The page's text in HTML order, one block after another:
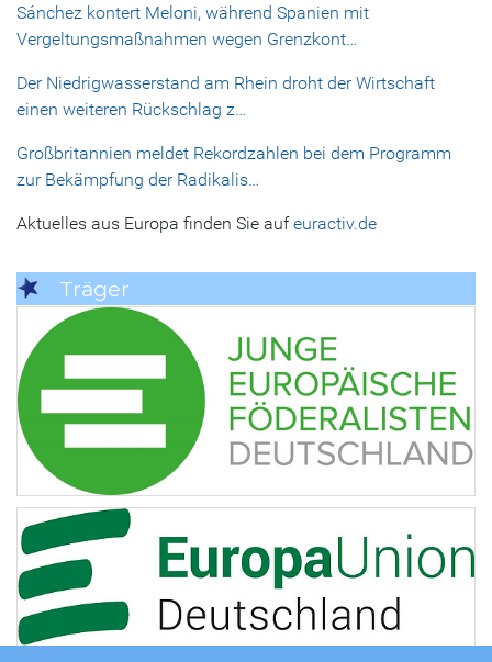
Sánchez kontert Meloni, während Spanien mit
Vergeltungsmaßnahmen wegen Grenzkont…
Der Niedrigwasserstand am Rhein droht der Wirtschaft
einen weiteren Rückschlag z…
Großbritannien meldet Rekordzahlen bei dem Programm
zur Bekämpfung der Radikalis…
Aktuelles aus Europa finden Sie aufeuractiv.de
Träger